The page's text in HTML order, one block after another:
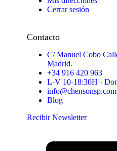
Cerrar sesión
Contacto
C/ Manuel Cobo
Madrid.
+34 916 420 963
L-V 10-18:30H -
info@chensonsp.com
Blog
Recibir Newsletter